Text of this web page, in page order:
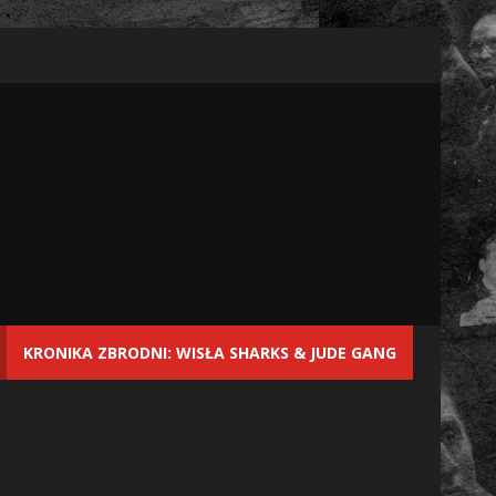
KRONIKA ZBRODNI: WISŁA SHARKS & JUDE GANG